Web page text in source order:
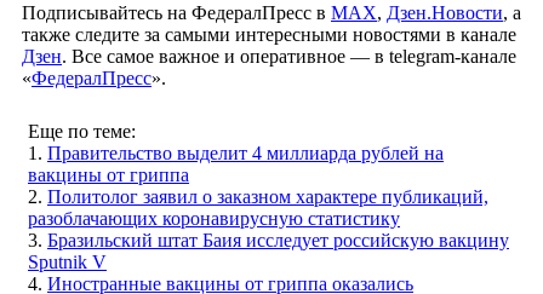
Подписывайтесь на ФедералПресс в МАХ, Дзен.Новости, а
также следите за самыми интересными новостями в канале
Дзен. Все самое важное и оперативное — в telegram-канале
«ФедералПресс».
Еще по теме:
1. Правительство выделит 4 миллиарда рублей на
вакцины от гриппа
2. Политолог заявил о заказном характере публикаций,
разоблачающих коронавирусную статистику
3. Бразильский штат Баия исследует российскую вакцину
Sputnik V
4. Иностранные вакцины от гриппа оказались